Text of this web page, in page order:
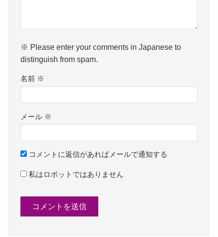
※ Please enter your comments in Japanese to
distinguish from spam.
名前 ※
メール ※
コメントに返信があればメールで通知する
私はロボットではありません